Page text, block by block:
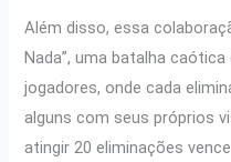
Além disso, essa
Nada”, uma batalha
jogadores, onde cada
alguns com seus próprios
atingir 20 eliminações